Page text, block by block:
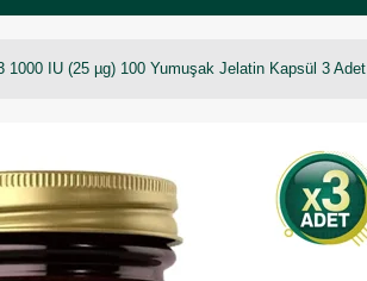
1000 IU (25 µg) 100 Yumuşak Jelatin Kapsül 3 Adet